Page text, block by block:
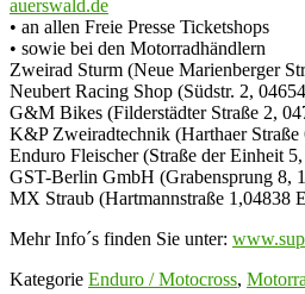
auerswald.de
• an allen Freie Presse Ticketshops
• sowie bei den Motorradhändlern
Zweirad Sturm (Neue Marienberger
Neubert Racing Shop (Südstr. 2,
G&M Bikes (Filderstädter Straße 2,
K&P Zweiradtechnik (Harthaer
Enduro Fleischer (Straße der Einheit
GST-Berlin GmbH (Grabensprung 8,
MX Straub (Hartmannstraße 1,04838
Mehr Info´s finden Sie unter:
Kategorie Enduro / Motocross,